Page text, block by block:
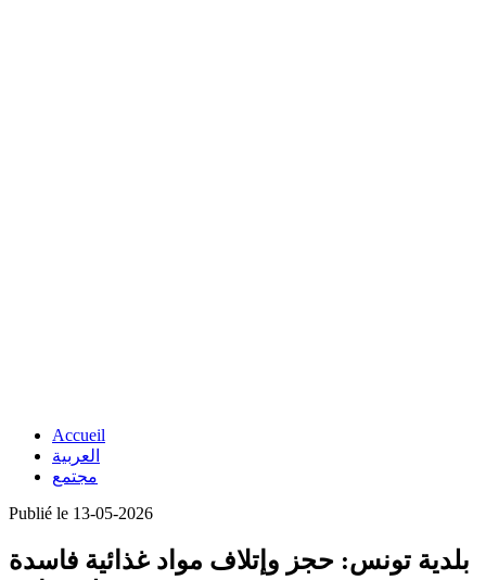
Accueil
العربية
مجتمع
Publié le 13-05-2026
بلدية تونس: حجز وإتلاف مواد غذائية فاسدة